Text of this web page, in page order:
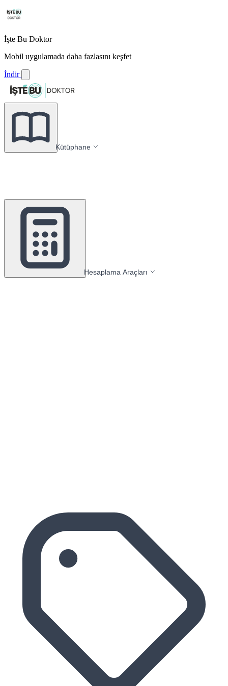
İşte Bu Doktor
Mobil uygulamada daha fazlasını keşfet
İndir
Kütüphane
Hesaplama Araçları